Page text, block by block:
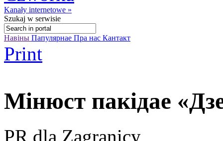
Kanały internetowe »
Szukaj w serwisie
Навіны Папулярнае Пра нас Кантакт
Print
Мінюст пакідае
PR dla Zagranicy